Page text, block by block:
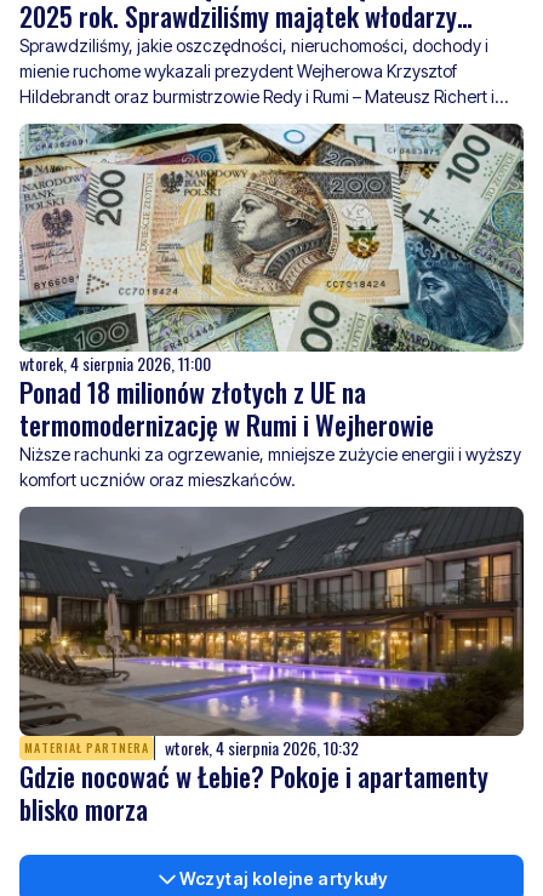
2025 rok. Sprawdziliśmy majątek włodarzy
Wejherowa, Redy i Rumi
Sprawdziliśmy, jakie oszczędności, nieruchomości, dochody i
mienie ruchome wykazali prezydent Wejherowa Krzysztof
Hildebrandt oraz burmistrzowie Redy i Rumi – Mateusz Richert i
Michał Pasieczny.
wtorek, 4 sierpnia 2026, 11:00
Ponad 18 milionów złotych z UE na
termomodernizację w Rumi i Wejherowie
Niższe rachunki za ogrzewanie, mniejsze zużycie energii i wyższy
komfort uczniów oraz mieszkańców.
MATERIAŁ PARTNERA wtorek, 4 sierpnia 2026, 10:32
Gdzie nocować w Łebie? Pokoje i apartamenty
blisko morza
Wczytaj kolejne artykuły